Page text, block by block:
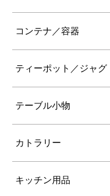
コンテナ／容器
ティーポット／ジャグ
テーブル小物
カトラリー
キッチン用品